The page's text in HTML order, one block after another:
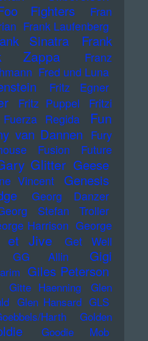
Fighters
Fran
Frank Laufenberg
Sinatra
Frank
Zappa
Franz
Fred und Luna
Fritz Egner
Fritz Puppel
Fritzi
Fuerza Regida
Fun
van Dannen Fury
Fusion
Future
Glitter Geese
Vincent
Genesis
Georg Danzer
Stefan Troller
Harrison George
et Jive
Get Well
GG Allin
Gigi
Giles Peterson
Gitte Haenning
Glen
Glen Hansard GLS
Harth
Golden
Goodie Mob